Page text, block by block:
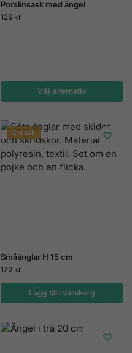
Porslinsask med ängel
129 kr
Välj alternativ
2-pack
Småänglar H 15 cm
179 kr
Lägg till i varukorg